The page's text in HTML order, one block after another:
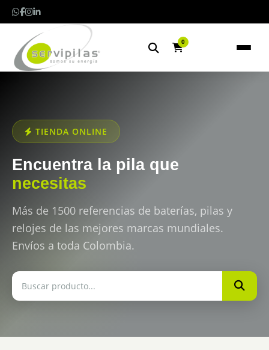
0
TIENDA ONLINE
Encuentra la pila que
necesitas
Más de 1500 referencias de baterías, pilas y
relojes de las mejores marcas mundiales.
Envíos a toda Colombia.